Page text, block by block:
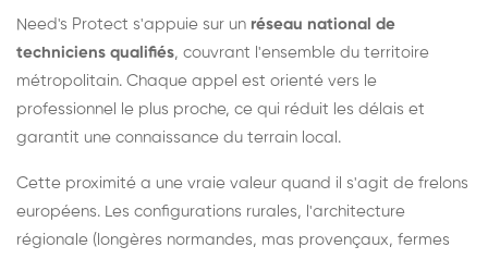
Need's Protect s'appuie sur un réseau national de
techniciens qualifiés, couvrant l'ensemble du territoire
métropolitain. Chaque appel est orienté vers le
professionnel le plus proche, ce qui réduit les délais et
garantit une connaissance du terrain local.
Cette proximité a une vraie valeur quand il s'agit de frelons
européens. Les configurations rurales, l'architecture
régionale (longères normandes, mas provençaux, fermes